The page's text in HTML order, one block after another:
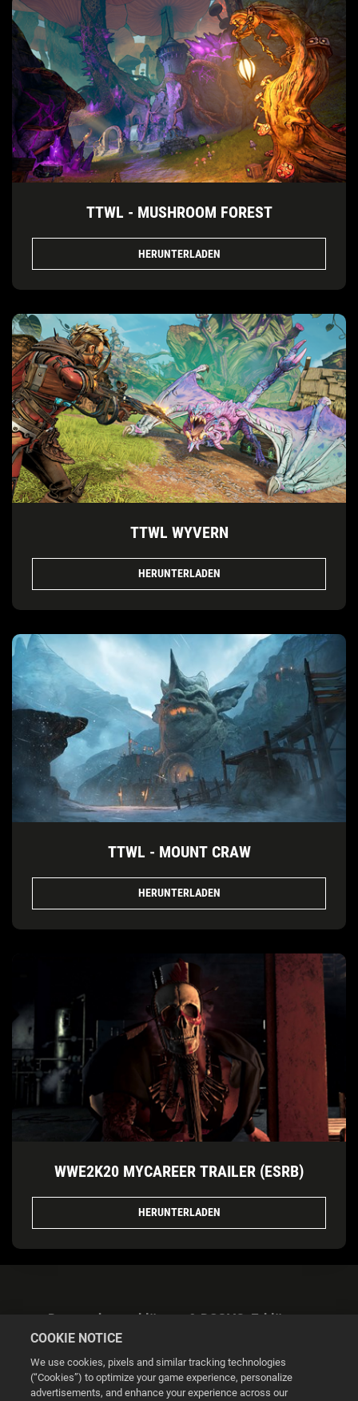
TTWL - MUSHROOM FOREST
HERUNTERLADEN
TTWL WYVERN
HERUNTERLADEN
TTWL - MOUNT CRAW
HERUNTERLADEN
WWE2K20 MYCAREER TRAILER (ESRB)
HERUNTERLADEN
Datenschutzerklärung & DSGVO-Erklärung
COOKIE NOTICE
We use cookies, pixels and similar tracking technologies
(“Cookies”) to optimize your game experience, personalize
advertisements, and enhance your experience across our